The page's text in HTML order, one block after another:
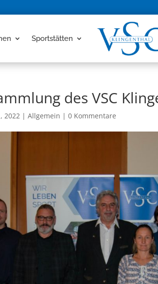
Sportstätten
des VSC
2022 |Allgemein |0 Kommentare